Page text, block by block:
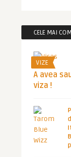
CELE MAI
VIZE
A avea
viza !